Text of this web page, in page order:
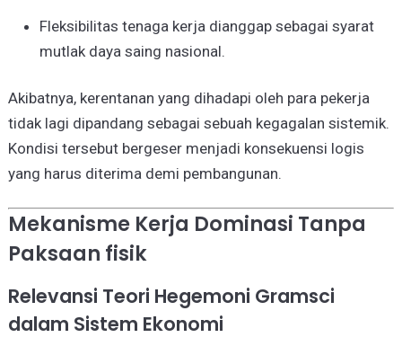
Fleksibilitas tenaga kerja dianggap sebagai syarat
mutlak daya saing nasional.
Akibatnya, kerentanan yang dihadapi oleh para pekerja
tidak lagi dipandang sebagai sebuah kegagalan sistemik.
Kondisi tersebut bergeser menjadi konsekuensi logis
yang harus diterima demi pembangunan.
Mekanisme Kerja Dominasi Tanpa
Paksaan fisik
Relevansi Teori Hegemoni Gramsci
dalam Sistem Ekonomi